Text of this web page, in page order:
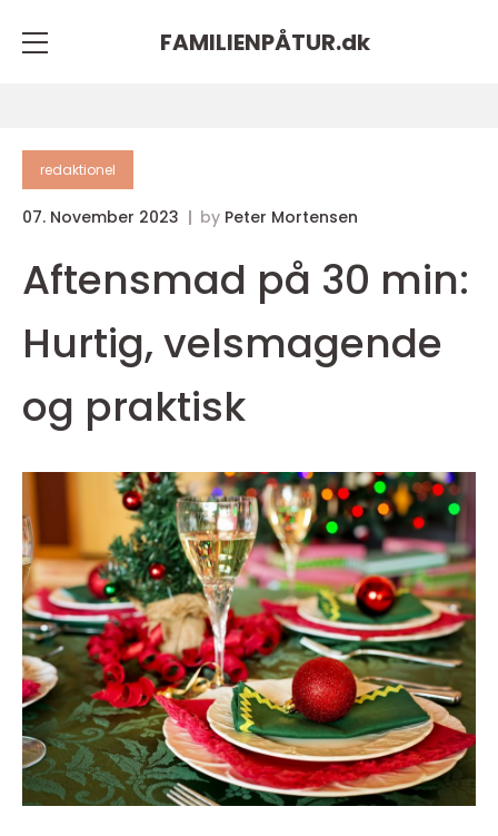
FAMILIENPÅTUR.dk
redaktionel
07. November 2023 by Peter Mortensen
Aftensmad på 30 min:
Hurtig, velsmagende
og praktisk